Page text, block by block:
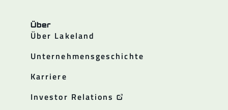
Über
Über Lakeland
Unternehmensgeschichte
Karriere
Investor Relations